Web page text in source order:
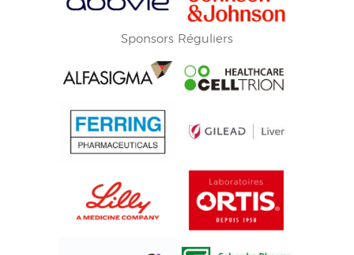
Sponsors Réguliers